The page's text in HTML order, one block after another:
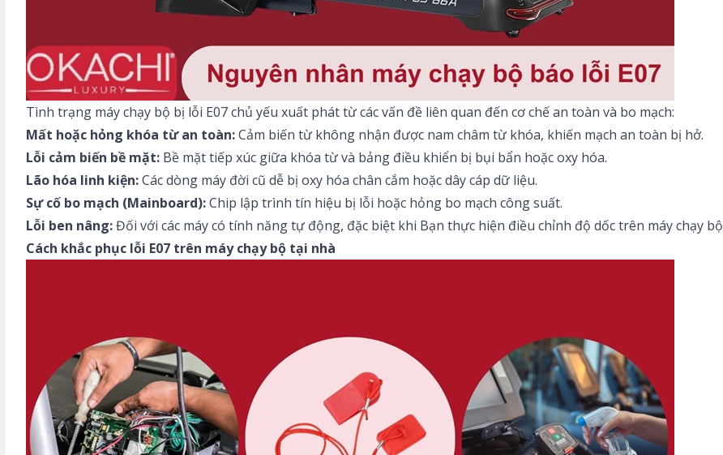
Tình trạng máy chạy bộ bị lỗi E07 chủ yếu xuất phát từ các vấn đề liên quan đến cơ chế an toàn và bo mạch:
Mất hoặc hỏng khóa từ an toàn:Cảm biến từ không nhận được nam châm từ khóa, khiến mạch an toàn bị hở.
Lỗi cảm biến bề mặt: Bề mặt tiếp xúc giữa khóa từ và bảng điều khiển bị bụi bẩn hoặc oxy hóa.
Lão hóa linh kiện:Các dòng máy đời cũ dễ bị oxy hóa chân cắm hoặc dây cáp dữ liệu.
Sự cố bo mạch (Mainboard):Chip lập trình tín hiệu bị lỗi hoặc hỏng bo mạch công suất.
Lỗi ben nâng:Đối với các máy có tính năng tự động, đặc biệt khi Bạn thực hiện điều chỉnh độ dốc trên máy chạy bộ
Cách khắc phục lỗi E07 trên máy chạy bộ tại nhà